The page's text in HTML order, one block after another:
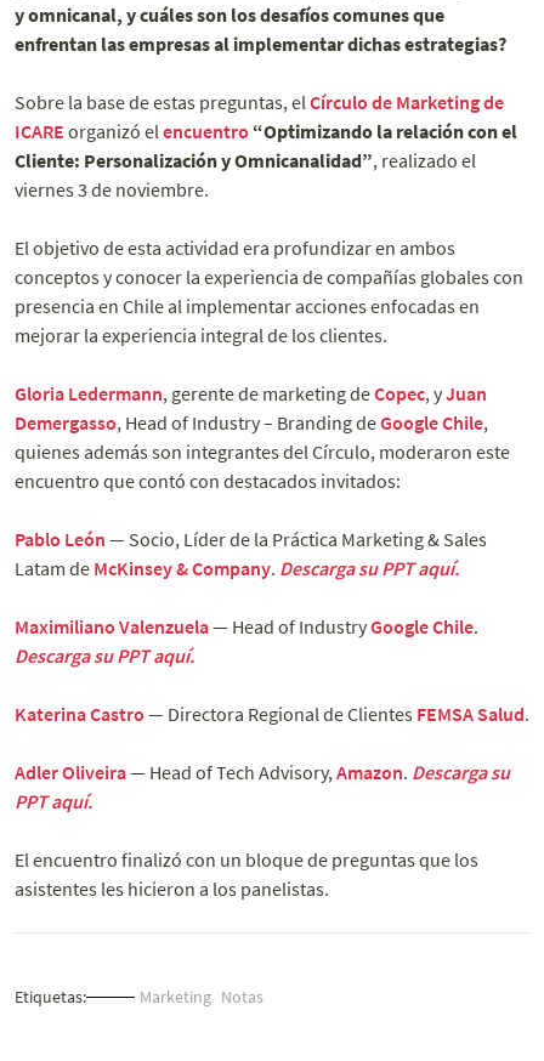
y omnicanal, y cuáles son los desafíos comunes que
enfrentan las empresas al implementar dichas estrategias?
Sobre la base de estas preguntas, el Círculo de Marketing de
ICARE organizó el encuentro “Optimizando la relación con el
Cliente: Personalización y Omnicanalidad”, realizado el
viernes 3 de noviembre.
El objetivo de esta actividad era profundizar en ambos
conceptos y conocer la experiencia de compañías globales con
presencia en Chile al implementar acciones enfocadas en
mejorar la experiencia integral de los clientes.
Gloria Ledermann, gerente de marketing deCopec, yJuan
Demergasso, Head of Industry – Branding deGoogle Chile,
quienes además son integrantes del Círculo, moderaron este
encuentro que contó con destacados invitados:
Pablo León — Socio, Líder de la Práctica Marketing & Sales
Latam de McKinsey & Company. Descarga su PPT aquí.
Maximiliano Valenzuela— Head of IndustryGoogle Chile.
Descarga su PPT aquí.
Katerina Castro — Directora Regional de Clientes FEMSA Salud.
Adler Oliveira— Head of Tech Advisory, Amazon. Descarga su
PPT aquí.
El encuentro finalizó con un bloque de preguntas que los
asistentes les hicieron a los panelistas.
Etiquetas: Marketing Notas